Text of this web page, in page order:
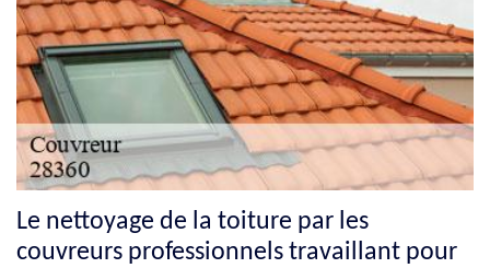
Le nettoyage de la toiture par les
couvreurs professionnels travaillant pour